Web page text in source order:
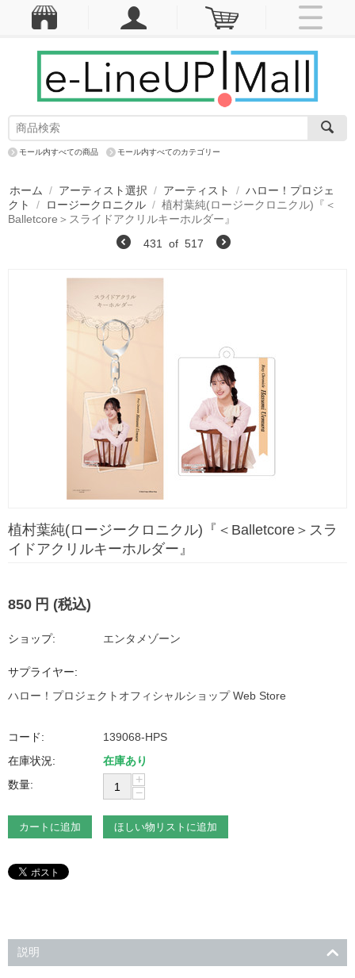
モール内すべての商品 モール内すべてのカテゴリー
ホーム / アーティスト選択 / アーティスト / ハロー！プロジェ
クト
/ ロージークロニクル / 植村葉純(ロージークロニクル)『＜
Balletcore＞スライドアクリルキーホルダー』
431
of 517
植村葉純(ロージークロニクル)『＜Balletcore＞スラ
イドアクリルキーホルダー』
850 円 (税込)
ショップ: エンタメゾーン
サプライヤー:
ハロー！プロジェクトオフィシャルショップ Web Store
コード:
139068-HPS
在庫状況:
在庫あり
数量:
+
−
カートに追加 ほしい物リストに追加
説明